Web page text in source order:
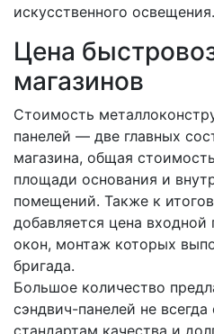
искусственного освещения.
Цена
магазинов
Стоимость
панелей — две главных
магазина, общая
площади основания и
помещений. Также к
добавляется цена
окон, монтаж которых
бригада.
Большое количество
сэндвич-панелей не
стандартам качества и